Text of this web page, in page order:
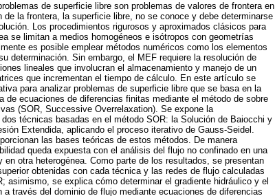
de superficie libre son problemas de valores de frontera en
de la frontera, la superficie libre, no se conoce y debe determinarse
Los procedimientos rigurosos y aproximados clásicos para
se limitan a medios homogéneos e isótropos con geometrías
es posible emplear métodos numéricos como los elementos
determinación. Sin embargo, el MEF requiere la resolución de
lineales que involucran el almacenamiento y manejo de un
que incrementan el tiempo de cálculo. En este artículo se
para analizar problemas de superficie libre que se basa en la
de ecuaciones de diferencias finitas mediante el método de sobre
(SOR, Successive Overrelaxation). Se expone la
técnicas basadas en el método SOR: la Solución de Baiocchi y
Extendida, aplicando el proceso iterativo de Gauss-Seidel.
las bases teóricas de estos métodos. De manera
queda expuesta con el análisis del flujo no confinado en una
en otra heterogénea. Como parte de los resultados, se presentan
obtenidas con cada técnica y las redes de flujo calculadas
asimismo, se explica cómo determinar el gradiente hidráulico y el
a través del dominio de flujo mediante ecuaciones de diferencias